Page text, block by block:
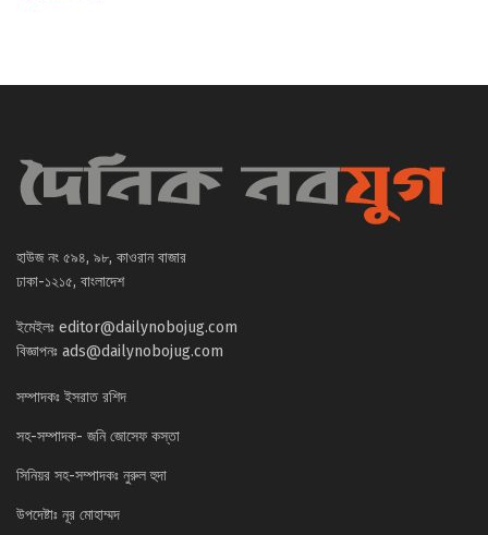
হাউজ নং ৫৯৪, ৯৮, কাওরান বাজার
ঢাকা-১২১৫, বাংলাদেশ
ইমেইলঃ editor@dailynobojug.com
বিজ্ঞাপনঃ ads@dailynobojug.com
সম্পাদকঃ ইসরাত রশিদ
সহ-সম্পাদক- জনি জোসেফ কস্তা
সিনিয়র সহ-সম্পাদকঃ নুরুল হুদা
উপদেষ্টাঃ নূর মোহাম্মদ